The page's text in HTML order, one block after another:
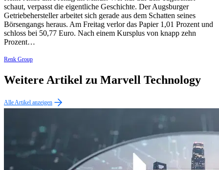
schaut, verpasst die eigentliche Geschichte. Der Augsburger
Getriebehersteller arbeitet sich gerade aus dem Schatten seines
Börsengangs heraus. Am Freitag verlor das Papier 1,01 Prozent und
schloss bei 50,77 Euro. Nach einem Kursplus von knapp zehn
Prozent…
Renk Group
Weitere Artikel zu Marvell Technology
Alle Artikel anzeigen